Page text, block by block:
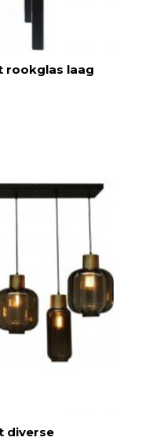
rookglas laag
diverse